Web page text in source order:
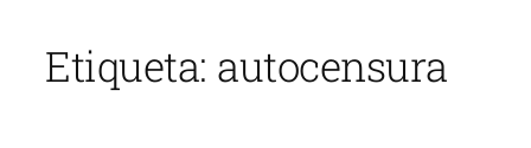
Etiqueta: autocensura